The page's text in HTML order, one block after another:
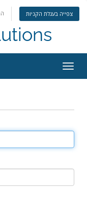
צפייה בעגלת הקניות
ניווט